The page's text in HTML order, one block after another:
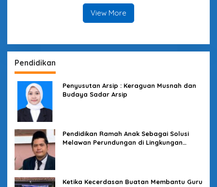
View More
Pendidikan
Penyusutan Arsip : Keraguan Musnah dan
Budaya Sadar Arsip
Pendidikan Ramah Anak Sebagai Solusi
Melawan Perundungan di Lingkungan
Ketika Kecerdasan Buatan Membantu Guru